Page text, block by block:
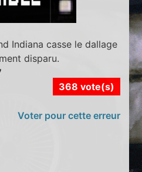
Indiana casse le dallage
disparu.
368 vote(s)
Voter pour cette erreur